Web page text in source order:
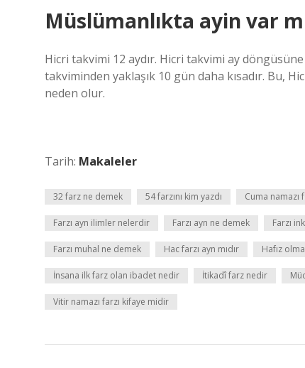
Müslümanlıkta ayin var
Hicri takvimi 12 aydır. Hicri takvimi ay
takviminden yaklaşık 10 gün daha kısadır. Bu,
neden olur.
Tarih: Makaleler
32 farz ne demek 54 farzını kim yazdı Cuma namazı
Farzı ayn ilimler nelerdir Farzı ayn ne demek Farzı
Farzı muhal ne demek Hac farzı ayn mıdır Hafız
İnsana ilk farz olan ibadet nedir İtikadî farz nedir
Vitir namazı farzı kifaye midir